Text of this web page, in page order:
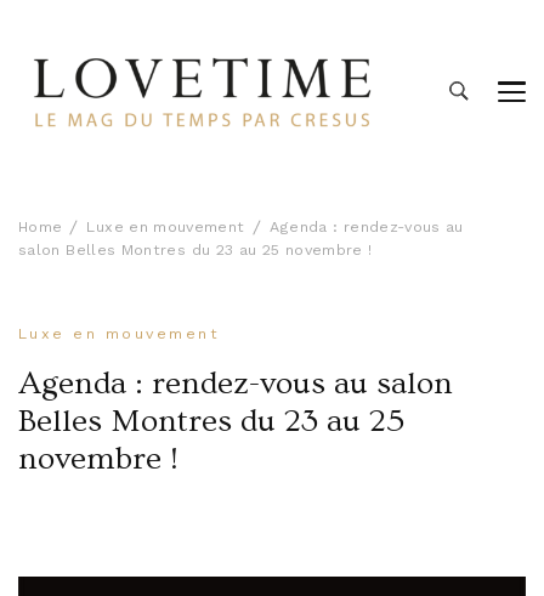
Home Luxe en mouvement
Agenda : rendez-vous au
salon Belles Montres du 23 au 25 novembre !
Luxe en mouvement
Agenda : rendez-vous au salon
Belles Montres du 23 au 25
novembre !